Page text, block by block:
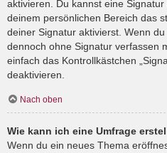
aktivieren. Du kannst eine
deinem persönlichen Bereich das
deiner Signatur aktivierst. Wenn
dennoch ohne Signatur verfassen
einfach das Kontrollkästchen
deaktivieren.
Nach oben
Wie kann ich eine Umfrage
Wenn du ein neues Thema